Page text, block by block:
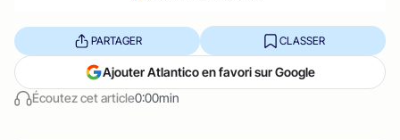
Écoutez cet article0:00min
PARTAGER CLASSER
Ajouter Atlantico en favori sur Google